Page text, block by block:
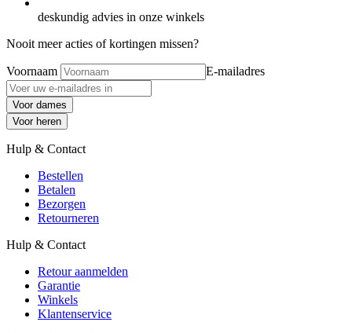
deskundig advies in onze winkels
Nooit meer acties of kortingen missen?
Voornaam E-mailadres
Voor dames
Voor heren
Hulp & Contact
Bestellen
Betalen
Bezorgen
Retourneren
Hulp & Contact
Retour aanmelden
Garantie
Winkels
Klantenservice